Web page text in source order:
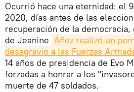
Ocurrió hace una eternidad: el
2020, días antes de las
recuperación de la
de Jeanine Áñez realizó un
desagravio a las Fuerzas
14 años de presidencia de Evo
forzadas a honrar a los
muerte de 47 soldados.